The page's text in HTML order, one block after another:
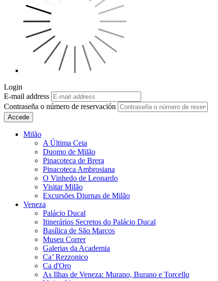
Login
E-mail address
Contraseña o número de reservación
Accede
Milão
A Última Ceia
Duomo de Milão
Pinacoteca de Brera
Pinacoteca Ambrosiana
O Vinhedo de Leonardo
Visitar Milão
Excursões Diurnas de Milão
Veneza
Palácio Ducal
Itinerários Secretos do Palácio Ducal
Basílica de São Marcos
Museu Correr
Galerias da Academia
Ca’ Rezzonico
Ca d'Oro
As Ilhas de Veneza: Murano, Burano e Torcello